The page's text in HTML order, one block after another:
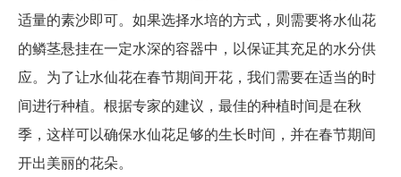
适量的素沙即可。如果选择水培的方式，则需要将水仙花
的鳞茎悬挂在一定水深的容器中，以保证其充足的水分供
应。为了让水仙花在春节期间开花，我们需要在适当的时
间进行种植。根据专家的建议，最佳的种植时间是在秋
季，这样可以确保水仙花足够的生长时间，并在春节期间
开出美丽的花朵。